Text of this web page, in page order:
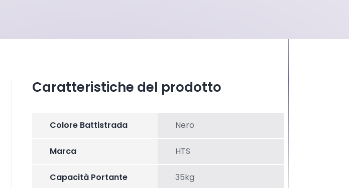
Caratteristiche del prodotto
Colore Battistrada Nero
Marca HTS
Capacità Portante 35kg